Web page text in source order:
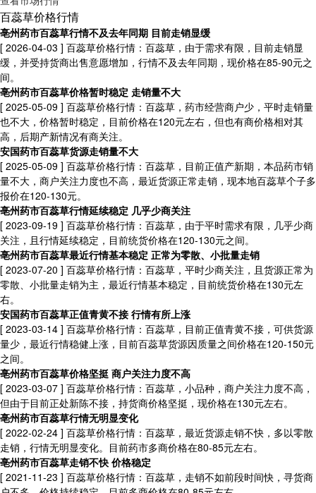
百蕊草价格行情
亳州药市百蕊草行情不及去年同期 目前走销显缓
[ 2026-04-03 ] 百蕊草价格行情：百蕊草，由于需求有限，目前走销显
缓，并受持货商出售意愿增加，行情不及去年同期，现价格在85-90元之
间。
亳州药市百蕊草价格暂时稳定 走销量不大
[ 2025-05-09 ] 百蕊草价格行情：百蕊草，药市经营商户少，平时走销量
也不大，价格暂时稳定，目前价格在120元左右，但也有商价格相对其
高，后期产新情况有商关注。
安国药市百蕊草货源走销量不大
[ 2025-05-09 ] 百蕊草价格行情：百蕊草，目前正值产新期，本品药市销
量不大，商户关注力度也不高，最近货源正常走销，现本地百蕊草个子多
报价在120-130元。
亳州药市百蕊草行情延续稳定 几乎少商关注
[ 2023-09-19 ] 百蕊草价格行情：百蕊草，由于平时需求有限，几乎少商
关注，且行情延续稳定，目前统货价格在120-130元之间。
亳州药市百蕊草最近行情基本稳定 正常为零散、小批量走销
[ 2023-07-20 ] 百蕊草价格行情：百蕊草，平时少商关注，且货源正常为
零散、小批量走销为主，最近行情基本稳定，目前统货价格在130元左
右。
安国药市百蕊草正值青黄不接 行情有所上涨
[ 2023-03-14 ] 百蕊草价格行情：百蕊草，目前正值青黄不接，可供货源
量少，最近行情稳健上涨，目前百蕊草货源因质量之间价格在120-150元
之间。
亳州药市百蕊草价格坚挺 商户关注力度不高
[ 2023-03-07 ] 百蕊草价格行情：百蕊草，小品种，商户关注力度不高，
但由于目前正处新陈不接，持货商价格坚挺，现价格在130元左右。
亳州药市百蕊草行情无明显变化
[ 2022-02-24 ] 百蕊草价格行情：百蕊草，最近货源走销不快，多以零散
走销，行情无明显变化。目前药市多商价格在80-85元左右。
亳州药市百蕊草走销不快 价格稳定
[ 2021-11-23 ] 百蕊草价格行情：百蕊草，走销不如前段时间快，寻货商